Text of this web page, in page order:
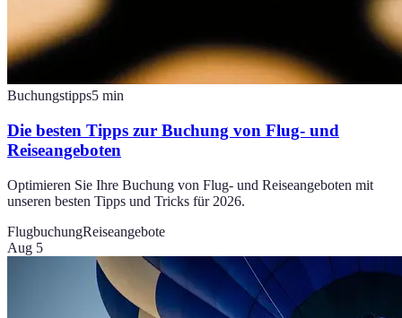
Buchungstipps5 min
Die besten Tipps zur Buchung von Flug- und
Reiseangeboten
Optimieren Sie Ihre Buchung von Flug- und Reiseangeboten mit
unseren besten Tipps und Tricks für 2026.
FlugbuchungReiseangebote
Aug 5